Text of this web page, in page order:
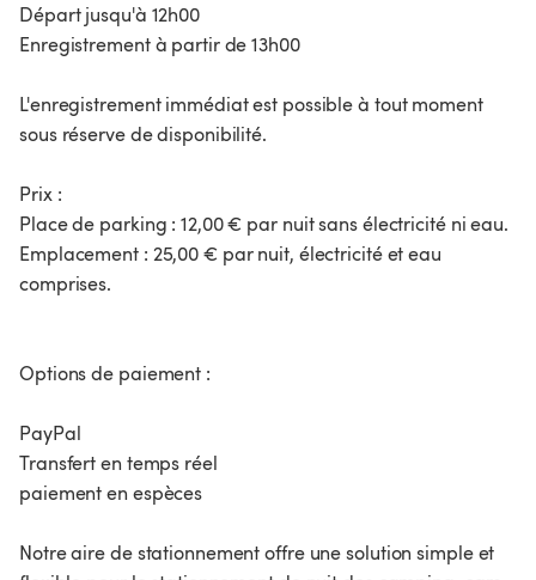
Départ jusqu'à 12h00
Enregistrement à partir de 13h00
L'enregistrement immédiat est possible à tout moment
sous réserve de disponibilité.
Prix :
Place de parking : 12,00 € par nuit sans électricité ni eau.
Emplacement : 25,00 € par nuit, électricité et eau
comprises.
Options de paiement :
PayPal
Transfert en temps réel
paiement en espèces
Notre aire de stationnement offre une solution simple et